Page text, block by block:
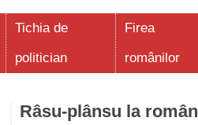
Tichia de
politician
Firea
românilor
Râsu-plânsu la